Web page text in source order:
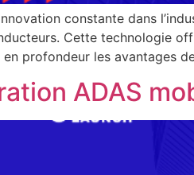
constante dans
Cette technologie
profondeur les avantages
ADAS